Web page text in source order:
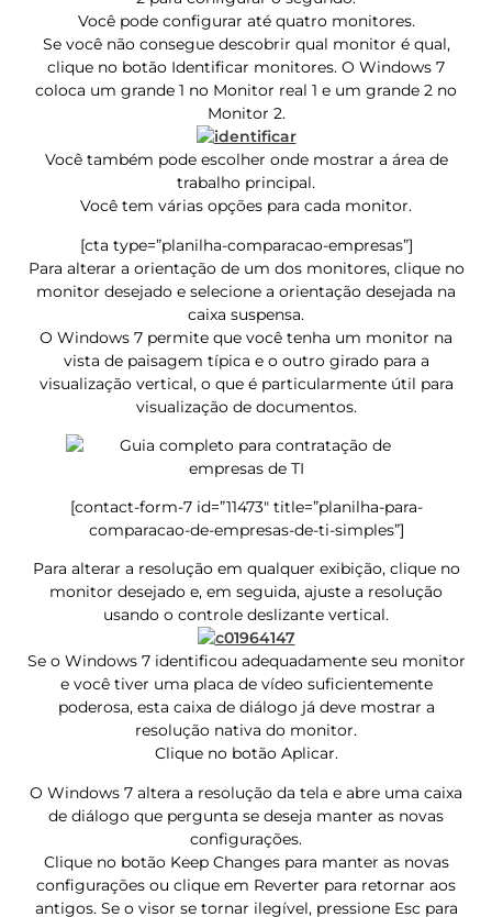
Você pode configurar até quatro monitores.
Se você não consegue descobrir qual monitor é qual,
clique no botão Identificar monitores. O Windows 7
coloca um grande 1 no Monitor real 1 e um grande 2 no
Monitor 2.
Você também pode escolher onde mostrar a área de
trabalho principal.
Você tem várias opções para cada monitor.
[cta type=”planilha-comparacao-empresas”]
Para alterar a orientação de um dos monitores, clique no
monitor desejado e selecione a orientação desejada na
caixa suspensa.
O Windows 7 permite que você tenha um monitor na
vista de paisagem típica e o outro girado para a
visualização vertical, o que é particularmente útil para
visualização de documentos.
[contact-form-7 id=”11473″ title=”planilha-para-
comparacao-de-empresas-de-ti-simples”]
Para alterar a resolução em qualquer exibição, clique no
monitor desejado e, em seguida, ajuste a resolução
usando o controle deslizante vertical.
Se o Windows 7 identificou adequadamente seu monitor
e você tiver uma placa de vídeo suficientemente
poderosa, esta caixa de diálogo já deve mostrar a
resolução nativa do monitor.
Clique no botão Aplicar.
O Windows 7 altera a resolução da tela e abre uma caixa
de diálogo que pergunta se deseja manter as novas
configurações.
Clique no botão Keep Changes para manter as novas
configurações ou clique em Reverter para retornar aos
antigos. Se o visor se tornar ilegível, pressione Esc para